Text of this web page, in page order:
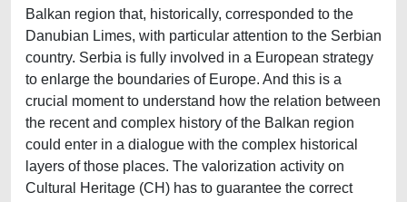
Balkan region that, historically, corresponded to the
Danubian Limes, with particular attention to the Serbian
country. Serbia is fully involved in a European strategy
to enlarge the boundaries of Europe. And this is a
crucial moment to understand how the relation between
the recent and complex history of the Balkan region
could enter in a dialogue with the complex historical
layers of those places. The valorization activity on
Cultural Heritage (CH) has to guarantee the correct